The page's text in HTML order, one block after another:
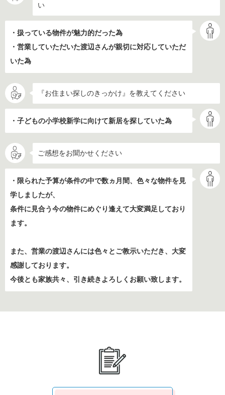
い
・扱っている物件が魅力的だった為
・営業していただいた渡辺さんが親切に対応していただ
いた為
『お住まい探しのきっかけ』を教えてください
・子どもの小学校新学に向けて新居を探していた為
ご感想をお聞かせください
・限られた予算が条件の中で数ヵ月間、色々な物件を見
学しましたが、
条件に見合う今の物件にめぐり逢えて大変満足しており
ます。
また、営業の渡辺さんには色々とご教示いただき、大変
感謝しております。
今後とも家族共々、引き続きよろしくお願い致します。